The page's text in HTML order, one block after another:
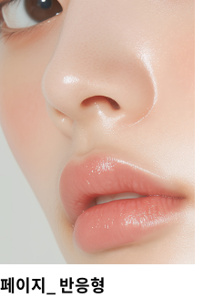
이지_ 반응형